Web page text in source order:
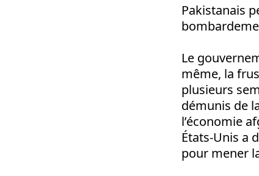
Pakistanais
Le
même, la
plusieurs
démunis de
l’économie
États-Unis a
pour mener